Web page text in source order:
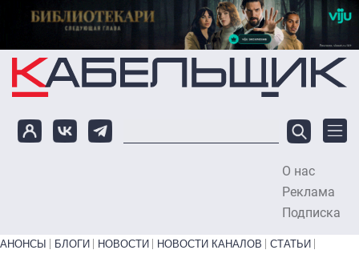
Перейти к основному содержанию
О нас
Реклама
Подписка
Primary links bottom
АНОНСЫ БЛОГИ НОВОСТИ НОВОСТИ КАНАЛОВ
СТАТЬИ